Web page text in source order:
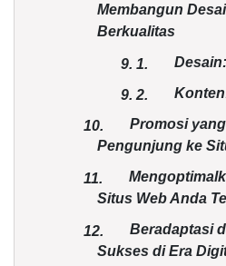
Membangun
Berkualitas
9. 1. Desain:
9. 2.
10.
Promosi
Pengunjung ke
11.
Situs Web Anda
12.
Beradaptasi
Sukses di Era